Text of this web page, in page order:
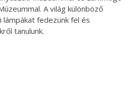
A világ különböző
fedezünk fel és
tanulunk.